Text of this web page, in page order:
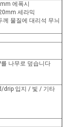
에폭시
세라믹
물질에 대리석 무늬
나무로 덮습니다
입지 / 빛 / 기타